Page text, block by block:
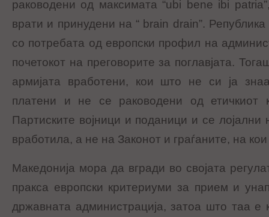
раководени од максимата “ubi bene ibi
врати и принудени на “ brain drain”.
со потребата од европски профил на
почетокот на преговорите за поглавјата.
армијата вработени, кои што не си ја
платени и не се раководени од етичкиот
Партиските војници и поданици и се лојални
вработила, а не на Законот и граѓаните, на
Македонија мора да вгради во својата
пракса европски критериуми за прием и
државната администрација, затоа што таа е